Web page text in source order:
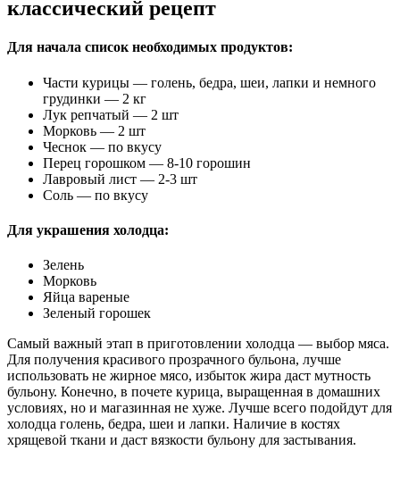
классический рецепт
Для начала список необходимых продуктов:
Части курицы — голень, бедра, шеи, лапки и немного
грудинки — 2 кг
Лук репчатый — 2 шт
Морковь — 2 шт
Чеснок — по вкусу
Перец горошком — 8-10 горошин
Лавровый лист — 2-3 шт
Соль — по вкусу
Для украшения холодца:
Зелень
Морковь
Яйца вареные
Зеленый горошек
Самый важный этап в приготовлении холодца — выбор мяса.
Для получения красивого прозрачного бульона, лучше
использовать не жирное мясо, избыток жира даст мутность
бульону. Конечно, в почете курица, выращенная в домашних
условиях, но и магазинная не хуже. Лучше всего подойдут для
холодца голень, бедра, шеи и лапки. Наличие в костях
хрящевой ткани и даст вязкости бульону для застывания.